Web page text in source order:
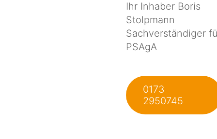
Ihr Inhaber Boris
Stolpmann
Sachverständiger
PSAgA
0173
2950745